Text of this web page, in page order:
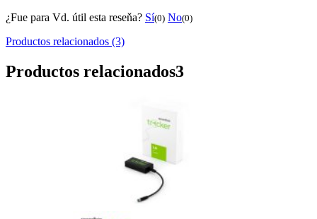
¿Fue para Vd. útil esta reseňa? Sí(0) No(0)
Productos relacionados (3)
Productos relacionados3